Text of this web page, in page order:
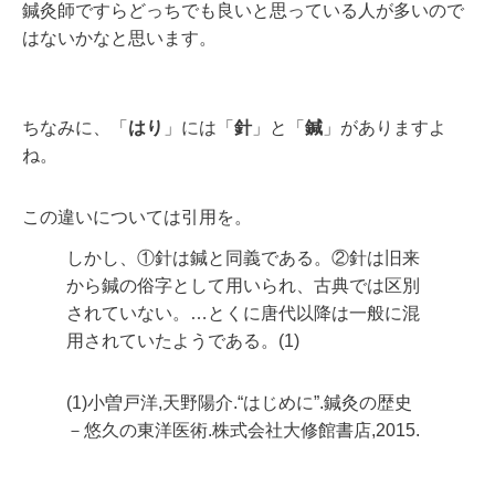
鍼灸師ですらどっちでも良いと思っている人が多いので
はないかなと思います。
ちなみに、「 はり 」には「 針」と「 鍼 」がありますよ
ね。
この違いについては引用を。
しかし、①針は鍼と同義である。②針は旧来
から鍼の俗字として用いられ、古典では区別
されていない。…とくに唐代以降は一般に混
用されていたようである。(1)
(1)小曽戸洋,天野陽介.“はじめに”.鍼灸の歴史
－悠久の東洋医術.株式会社大修館書店,2015.